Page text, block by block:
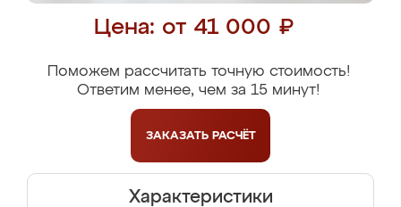
Цена: от 41 000 ₽
Поможем рассчитать точную стоимость!
Ответим менее, чем за 15 минут!
ЗАКАЗАТЬ РАСЧЁТ
Характеристики